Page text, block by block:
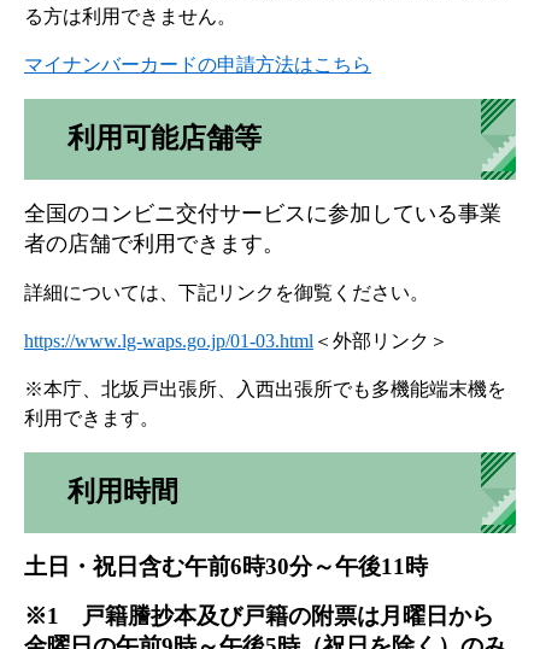
る方は利用できません。
マイナンバーカードの申請方法はこちら
利用可能店舗等
全国のコンビニ交付サービスに参加している事業
者の店舗で利用できます。
詳細については、下記リンクを御覧ください。
https://www.lg-waps.go.jp/01-03.html ＜外部リンク＞
※本庁、北坂戸出張所、入西出張所でも多機能端末機を
利用できます。
利用時間
土日・祝日含む午前6時30分～午後11時
※1 戸籍謄抄本及び戸籍の附票は月曜日から